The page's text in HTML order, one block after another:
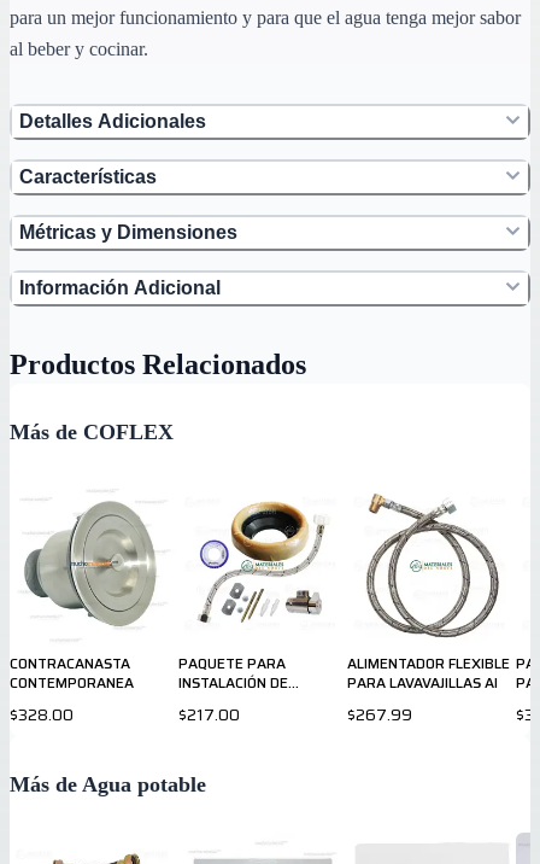
para un mejor funcionamiento y para que el agua tenga mejor sabor
al beber y cocinar.
Detalles Adicionales
Características
Métricas y Dimensiones
Información Adicional
Productos Relacionados
Más de COFLEX
CONTRACANASTA
CONTEMPORANEA
$328.00
PAQUETE PARA
INSTALACIÓN DE
$217.00
ALIMENTADOR FLEXIBLE
PARA LAVAVAJILLAS AI
$267.99
Más de Agua potable